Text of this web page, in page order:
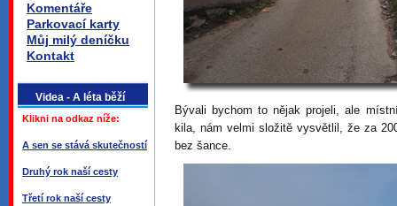
Komentáře
Parkovací karty
Můj milý deníčku
Kontakt
Videa - A léta běží
Klikni na odkaz níže:
A sen se stává skutečností
Druhý rok naší cesty
Třetí rok naší cesty
Bývali bychom to nějak projeli, ale
kila, nám velmi složitě vysvětlil, že za
bez šance.